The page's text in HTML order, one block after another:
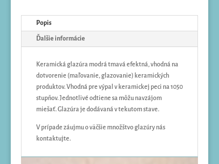
Popis
Ďalšie informácie
Keramická glazúra modrá tmavá efektná, vhodná na
dotvorenie (maľovanie, glazovanie) keramických
produktov. Vhodná pre výpal v keramickej peci na 1050
stupňov. Jednotlivé odtiene sa môžu navzájom
miešať. Glazúra je dodávaná v tekutom stave.
V prípade záujmu o väčšie množštvo glazúry nás
kontaktujte.